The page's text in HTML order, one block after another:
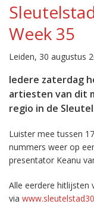
Week 35
Leiden, 30 augustus
Iedere zaterdag
artiesten van dit
regio in de
Luister mee tussen
nummers weer op
presentator Keanu
Alle eerdere hitlijsten
via